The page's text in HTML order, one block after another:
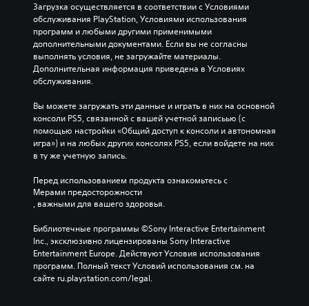
Загрузка осуществляется в соответствии с Условиями
обслуживания PlayStation, Условиями использования
программ и любыми другими применимыми
дополнительными документами. Если вы не согласны
выполнять условия, не загружайте материалы.
Дополнительная информация приведена в Условиях
обслуживания.
Вы можете загружать эти данные и играть в них на основной
консоли PS5, связанной с вашей учетной записьью (с
помощью настройки «Общий доступ к консоли и автономная
игра») и на любых других консолях PS5, если войдете на них
в ту же учетную запись.
Перед использованием продукта ознакомьтесь с
Мерами предосторожности
, важными для вашего здоровья.
Библиотечные программы ©Sony Interactive Entertainment
Inc., эксклюзивно лицензированы Sony Interactive
Entertainment Europe. Действуют Условия использования
программ. Полный текст Условий использования см. на
сайте ru.playstation.com/legal.